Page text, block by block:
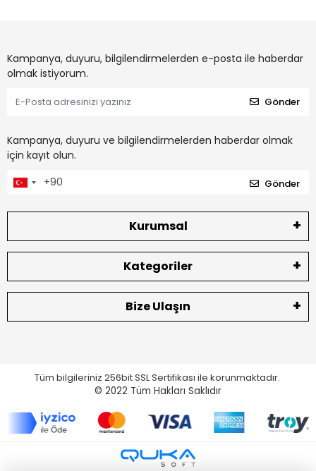
Tek Tıkla Ödeme Kolaylığı
Kampanya, duyuru, bilgilendirmelerden e-posta ile haberdar
olmak istiyorum.
Gönder
Kampanya, duyuru ve bilgilendirmelerden haberdar olmak
için kayıt olun.
Gönder
Kurumsal
Kategoriler
Bize Ulaşın
Tüm bilgileriniz 256bit SSL Sertifikası ile korunmaktadır.
© 2022 Tüm Hakları Saklıdır